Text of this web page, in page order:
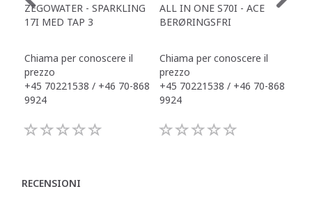
ZEGOWATER - SPARKLING
17I MED TAP 3
Chiama per conoscere il
prezzo
+45 70221538 / +46 70-868
9924
ALL IN ONE S70I - ACE
BERØRINGSFRI
Chiama per conoscere il
prezzo
+45 70221538 / +46 70-868
9924
RECENSIONI